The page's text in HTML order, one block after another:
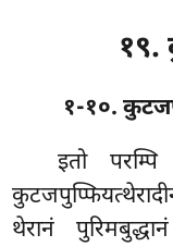
१९.
१-१०.
इतो
थेरानं